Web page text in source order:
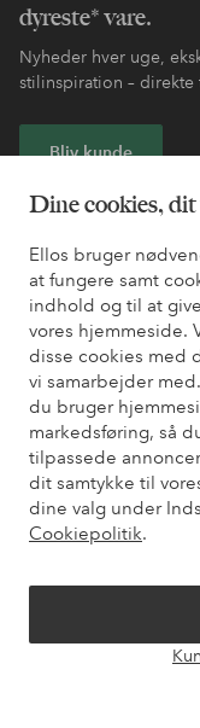
Dine cookies, dit
Ellos bruger
at fungere samt
indhold og til at
vores hjemmeside.
disse cookies med
vi samarbejder
du bruger
markedsføring, så
tilpassede
dit samtykke til
dine valg under
Cookiepolitik.
dyreste* vare.
Nyheder hver uge,
stilinspiration –
Bliv kunde
* Se tilbudsbetingelser
Har du brug for
Du kan finde svar på
Du kan også finde
Kundeservice
Mine sider
Om Ellos